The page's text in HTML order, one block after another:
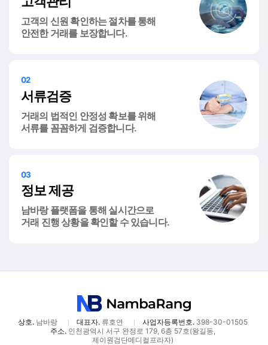
고객의 신원 확인하는 절차를 통해
안전한 거래를 보장합니다.
02
서류검증
거래의 법적인 안정성 확보를 위해
서류를 꼼꼼하게 검증합니다.
03
정보 제공
남바랑 플랫폼을 통해 실시간으로
거래 진행 상황을 확인할 수 있습니다.
상호.남바랑 대표자.류호연 사업자등록번호.398-30-01505
주소.인천광역시 서구 완정로 179, 6층 57호(왕길동,
제이원검단메디컬프라자)